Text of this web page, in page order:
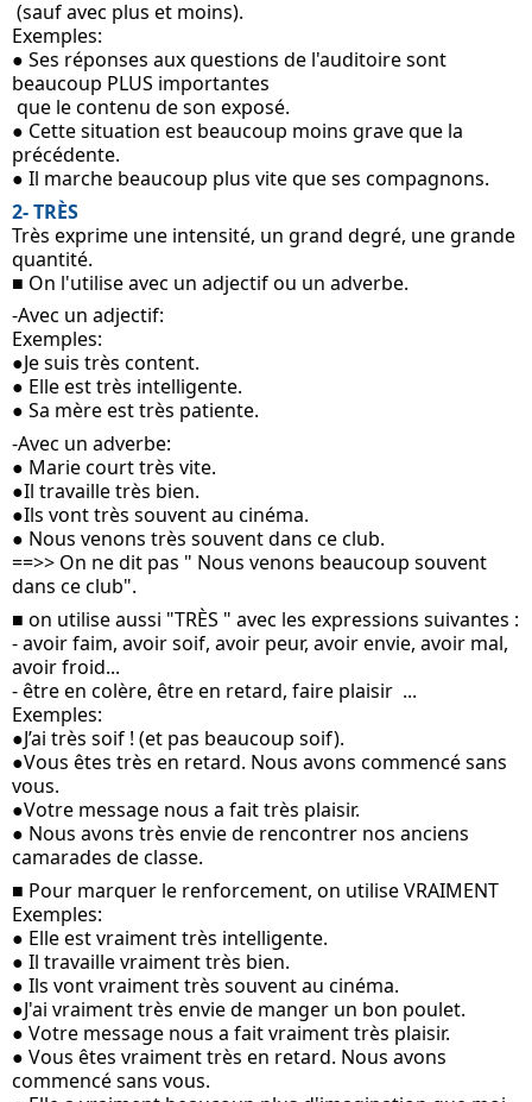
(sauf avec plus et moins).
Exemples:
● Ses réponses aux questions de l'auditoire sont
beaucoup PLUS importantes
que le contenu de son exposé.
● Cette situation est beaucoup moins grave que la
précédente.
● Il marche beaucoup plus vite que ses compagnons.
2- TRÈS
Très exprime une intensité, un grand degré, une grande
quantité.
■ On l'utilise avec un adjectif ou un adverbe.
-Avec un adjectif:
Exemples:
●Je suis très content.
● Elle est très intelligente.
● Sa mère est très patiente.
-Avec un adverbe:
● Marie court très vite.
●Il travaille très bien.
●Ils vont très souvent au cinéma.
● Nous venons très souvent dans ce club.
==>> On ne dit pas " Nous venons beaucoup souvent
dans ce club".
■ on utilise aussi "TRÈS " avec les expressions suivantes :
- avoir faim, avoir soif, avoir peur, avoir envie, avoir mal,
avoir froid...
- être en colère, être en retard, faire plaisir  ...
Exemples:
●J’ai très soif ! (et pas beaucoup soif).
●Vous êtes très en retard. Nous avons commencé sans
vous.
●Votre message nous a fait très plaisir.
● Nous avons très envie de rencontrer nos anciens
camarades de classe.
■ Pour marquer le renforcement, on utilise VRAIMENT
Exemples:
● Elle est vraiment très intelligente.
● Il travaille vraiment très bien.
● Ils vont vraiment très souvent au cinéma.
●J'ai vraiment très envie de manger un bon poulet.
● Votre message nous a fait vraiment très plaisir.
● Vous êtes vraiment très en retard. Nous avons
commencé sans vous.